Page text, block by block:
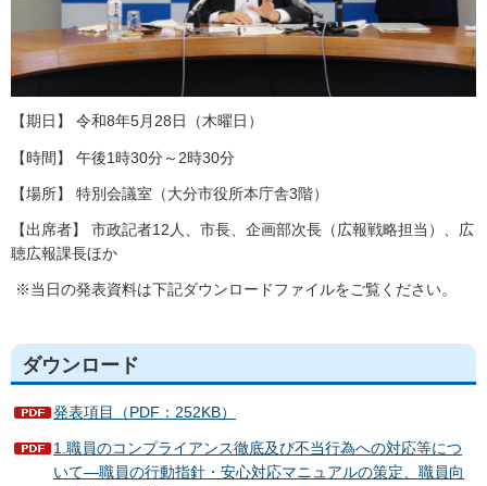
【期日】 令和8年5月28日（木曜日）
【時間】 午後1時30分～2時30分
【場所】 特別会議室（大分市役所本庁舎3階）
【出席者】 市政記者12人、市長、企画部次長（広報戦略担当）、広
聴広報課長ほか
※当日の発表資料は下記ダウンロードファイルをご覧ください。
ダウンロード
発表項目（PDF：252KB）
1.職員のコンプライアンス徹底及び不当行為への対応等につ
いて―職員の行動指針・安心対応マニュアルの策定、職員向